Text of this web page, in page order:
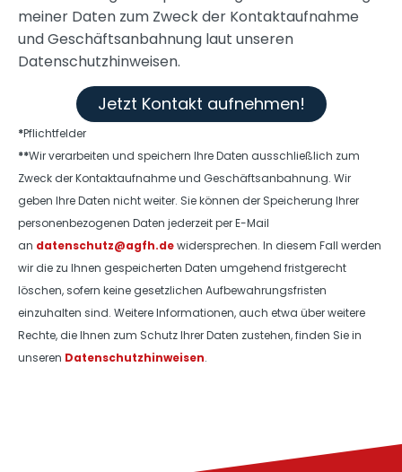
meiner Daten zum Zweck der Kontaktaufnahme
und Geschäftsanbahnung laut unseren
Datenschutzhinweisen.
Jetzt Kontakt aufnehmen!
*Pflichtfelder
**Wir verarbeiten und speichern Ihre Daten ausschließlich zum
Zweck der Kontaktaufnahme und Geschäftsanbahnung. Wir
geben Ihre Daten nicht weiter. Sie können der Speicherung Ihrer
personenbezogenen Daten jederzeit per E-Mail
an datenschutz@agfh.dewidersprechen. In diesem Fall werden
wir die zu Ihnen gespeicherten Daten umgehend fristgerecht
löschen, sofern keine gesetzlichen Aufbewahrungsfristen
einzuhalten sind. Weitere Informationen, auch etwa über weitere
Rechte, die Ihnen zum Schutz Ihrer Daten zustehen, finden Sie in
unseren Datenschutzhinweisen.